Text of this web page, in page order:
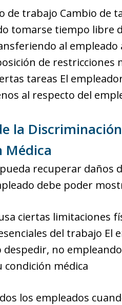
de trabajo Cambio de
tomarse tiempo libre
al
de restricciones
tareas El
al respecto del
la
Médica
recuperar daños
debe poder
ciertas limitaciones
del trabajo El
despedir, no
condición médica
los empleados